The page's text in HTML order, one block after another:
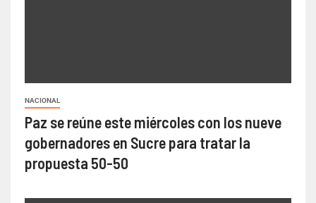
NACIONAL
Paz se reúne este miércoles con los nueve
gobernadores en Sucre para tratar la
propuesta 50-50